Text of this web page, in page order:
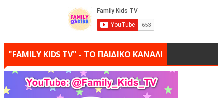
"FAMILY KIDS TV" - ΤΟ ΠΑΙΔΙΚΟ ΚΑΝΑΛΙ